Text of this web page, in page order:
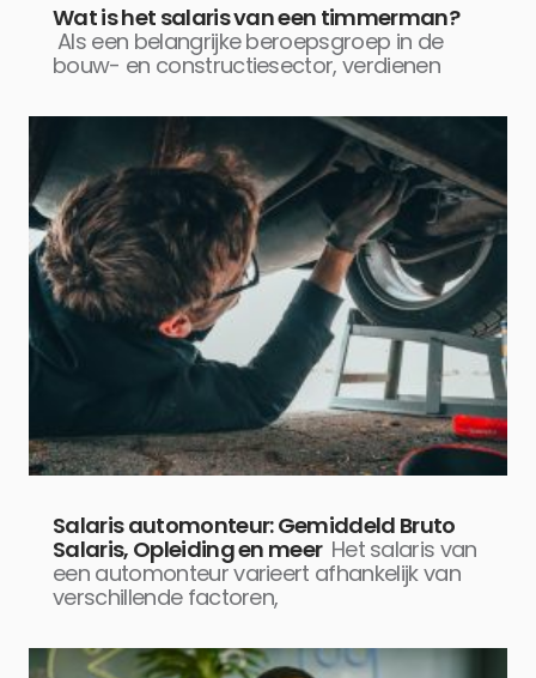
Wat is het salaris van een timmerman?
Als een belangrijke beroepsgroep in de
bouw- en constructiesector, verdienen
Salaris automonteur: Gemiddeld Bruto
Salaris, Opleiding en meer Het salaris van
een automonteur varieert afhankelijk van
verschillende factoren,